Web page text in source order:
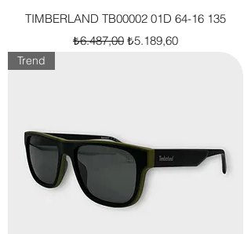
TIMBERLAND TB00002 01D 64-16 135
Normal Fiyat
₺6.487,00 İndirimli Fiyat
₺5.189,60
Trend